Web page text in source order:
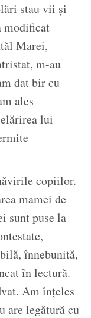
stau vii și
modificat
Marei,
m-au
dat bir cu
ales
lui
copiilor.
mamei de
sunt puse la
înnebunită,
în lectură.
Am înțeles
are legătură cu